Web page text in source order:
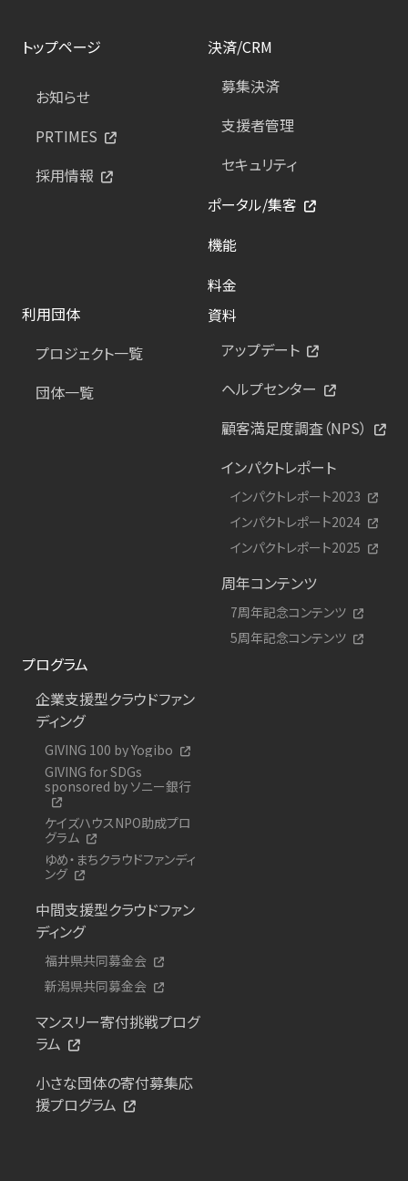
トップページ
お知らせ
PRTIMES
採用情報
決済/CRM
募集決済
支援者管理
セキュリティ
ポータル/集客
機能
料金
利用団体
プロジェクト一覧
団体一覧
資料
アップデート
ヘルプセンター
顧客満足度調査（NPS）
インパクトレポート
インパクトレポート2023
インパクトレポート2024
インパクトレポート2025
周年コンテンツ
7周年記念コンテンツ
5周年記念コンテンツ
プログラム
企業支援型クラウドファン
ディング
GIVING 100 by Yogibo
GIVING for SDGs
sponsored by ソニー銀行
ケイズハウスNPO助成プロ
グラム
ゆめ・まちクラウドファンディ
ング
中間支援型クラウドファン
ディング
福井県共同募金会
新潟県共同募金会
マンスリー寄付挑戦プログ
ラム
小さな団体の寄付募集応
援プログラム